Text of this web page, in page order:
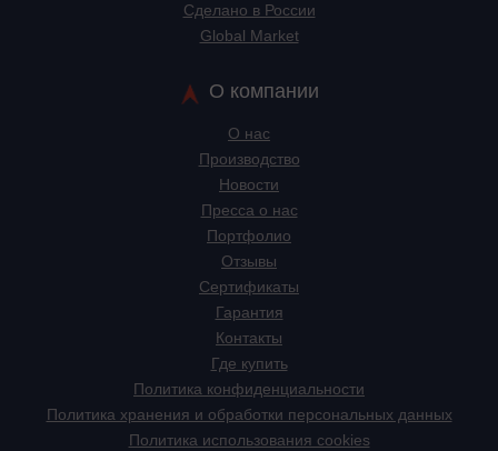
Сделано в России
Global Market
О компании
О нас
Производство
Новости
Пресса о нас
Портфолио
Отзывы
Сертификаты
Гарантия
Контакты
Где купить
Политика конфиденциальности
Политика хранения и обработки персональных данных
Политика использования cookies